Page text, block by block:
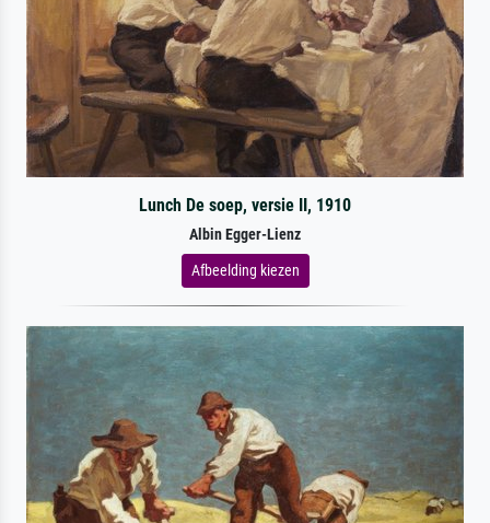
Lunch De soep, versie II, 1910
Albin Egger-Lienz
Afbeelding kiezen